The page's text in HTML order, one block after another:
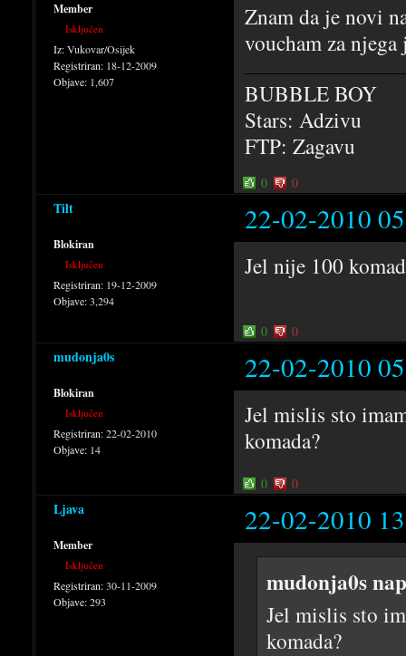
Member
Isključen
Iz:Vukovar/Osijek
Registriran: 18-12-2009
Objave: 1,607
Znam da je novi
voucham za
BUBBLE BOY
Stars: Adzivu
FTP: Zagavu
0 0
Tilt 22-02-2010
Blokiran
Isključen
Registriran: 19-12-2009
Objave:3,294
Jel nije 100
0 0
mudonja0s 22-02-2010
Blokiran
Isključen
Registriran:22-02-2010
Objave: 14
Jel mislis sto
komada?
0 0
Ljava 22-02-2010
Member
Isključen
Registriran:30-11-2009
Objave:293
mudonja0s
Jel mislis sto
komada?